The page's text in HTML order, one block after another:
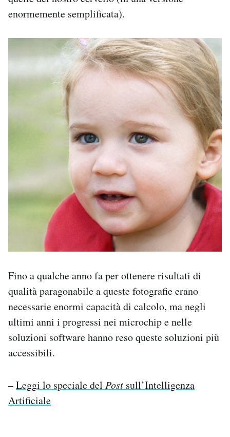
enormemente semplificata).
Fino a qualche anno fa per ottenere risultati di
qualità paragonabile a queste fotografie erano
necessarie enormi capacità di calcolo, ma negli
ultimi anni i progressi nei microchip e nelle
soluzioni software hanno reso queste soluzioni più
accessibili.
–Leggi lo speciale del Post sull’Intelligenza
Artificiale